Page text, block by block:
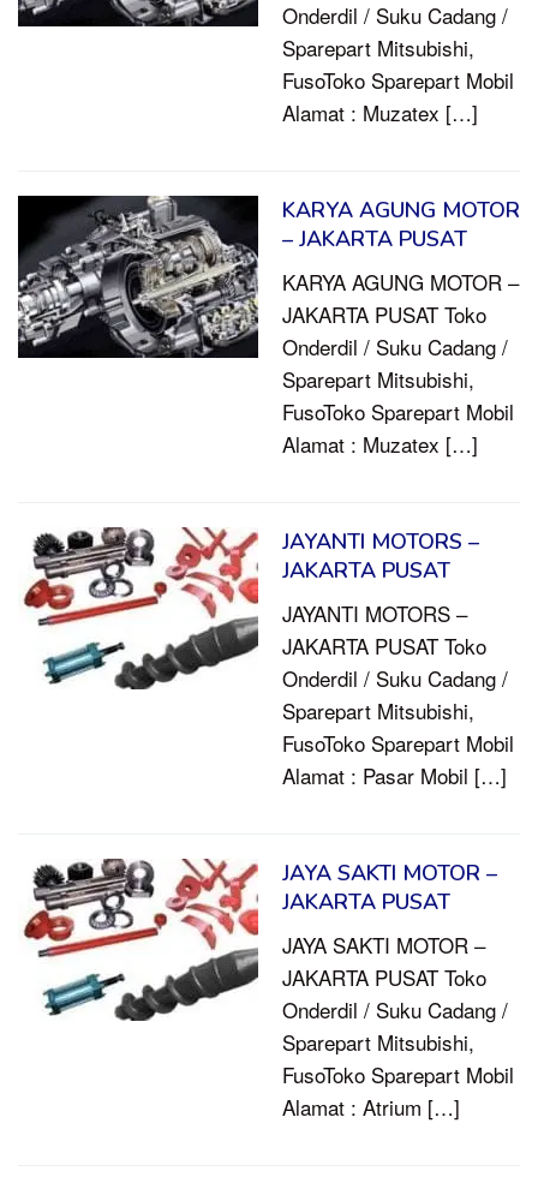
Onderdil / Suku Cadang /
Sparepart Mitsubishi,
FusoToko Sparepart Mobil
Alamat : Muzatex […]
KARYA AGUNG MOTOR
– JAKARTA PUSAT
KARYA AGUNG MOTOR –
JAKARTA PUSAT Toko
Onderdil / Suku Cadang /
Sparepart Mitsubishi,
FusoToko Sparepart Mobil
Alamat : Muzatex […]
JAYANTI MOTORS –
JAKARTA PUSAT
JAYANTI MOTORS –
JAKARTA PUSAT Toko
Onderdil / Suku Cadang /
Sparepart Mitsubishi,
FusoToko Sparepart Mobil
Alamat : Pasar Mobil […]
JAYA SAKTI MOTOR –
JAKARTA PUSAT
JAYA SAKTI MOTOR –
JAKARTA PUSAT Toko
Onderdil / Suku Cadang /
Sparepart Mitsubishi,
FusoToko Sparepart Mobil
Alamat : Atrium […]